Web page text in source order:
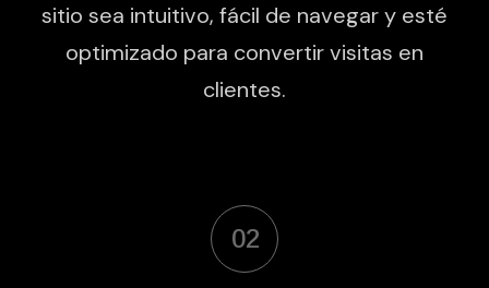
sitio sea intuitivo, fácil de navegar y esté
optimizado para convertir visitas en
clientes.
02